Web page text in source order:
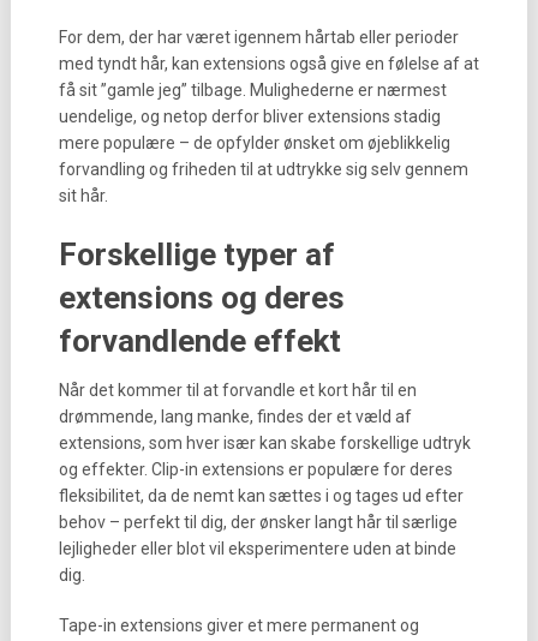
For dem, der har været igennem hårtab eller perioder
med tyndt hår, kan extensions også give en følelse af at
få sit ”gamle jeg” tilbage. Mulighederne er nærmest
uendelige, og netop derfor bliver extensions stadig
mere populære – de opfylder ønsket om øjeblikkelig
forvandling og friheden til at udtrykke sig selv gennem
sit hår.
Forskellige typer af
extensions og deres
forvandlende effekt
Når det kommer til at forvandle et kort hår til en
drømmende, lang manke, findes der et væld af
extensions, som hver især kan skabe forskellige udtryk
og effekter. Clip-in extensions er populære for deres
fleksibilitet, da de nemt kan sættes i og tages ud efter
behov – perfekt til dig, der ønsker langt hår til særlige
lejligheder eller blot vil eksperimentere uden at binde
dig.
Tape-in extensions giver et mere permanent og